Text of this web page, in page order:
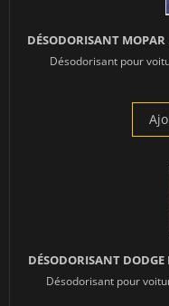
DÉSODORISANT MOPAR
Désodorisant pour
DÉSODORISANT
Désodorisant pour